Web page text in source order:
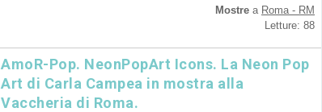
Mostre a Roma - RM
Letture: 88
AmoR-Pop. NeonPopArt Icons. La Neon Pop
Art di Carla Campea in mostra alla
Vaccheria di Roma.